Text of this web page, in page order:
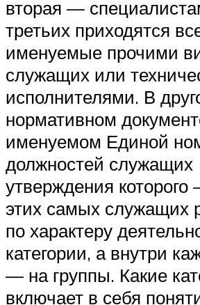
вторая —
третьих приходятся
именуемые прочими
служащих или
исполнителями. В
нормативном
именуемом Единой
должностей служащих
утверждения которого
этих самых служащих
по характеру
категории, а внутри
— на группы. Какие
включает в себя